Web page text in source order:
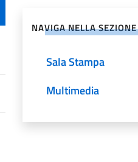
NAVIGA NELLA SEZIONE
Sala Stampa
Multimedia